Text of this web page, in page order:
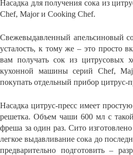
Насадка для получения сока из
Chef, Major и Cooking Chef.
Свежевыдавленный апельсиновый
усталость, к тому же – это просто
вам получать сок из цитрусовых
кухонной машины серий Chef,
покупать отдельный прибор цитрус-
Насадка цитрус-пресс имеет
решетка. Объем чаши 600 мл с
фреша за один раз. Сито
легкое выдавливание сока до
предварительно подготовить –